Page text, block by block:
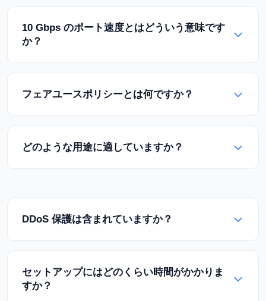
を使用して、必要なだけデータを転送できます。フェ
アユースポリシーの範囲内であればトラフィックの制
限はありません。
10 Gbps のポート速度とはどういう意味です
か？
Gbit) のデータを転送できます。これは、ビデオスト
リーミング、CDN、バックアップなど、高いトラフィ
ックを必要とするアプリケーションに最適です。
フェアユースポリシーとは何ですか？
す。ただし、スパム、DDoS攻撃、または違法行為に
ネットワークを使用することはできません。合法的な
どのような用途に適していますか？
プラットフォーム、オンラインゲームサーバーに最適
リケーションに適しています。
DDoS 保護は含まれていますか？
攻撃に対するデータセンターレベルの保護が利用可能
です。さらに高度なレイヤー 7 保護については、オプ
セットアップにはどのくらい時間がかかりま
すか？